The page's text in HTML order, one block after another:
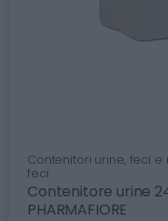
Contenitori urine, feci e
feci
Contenitore urine
PHARMAFIORE